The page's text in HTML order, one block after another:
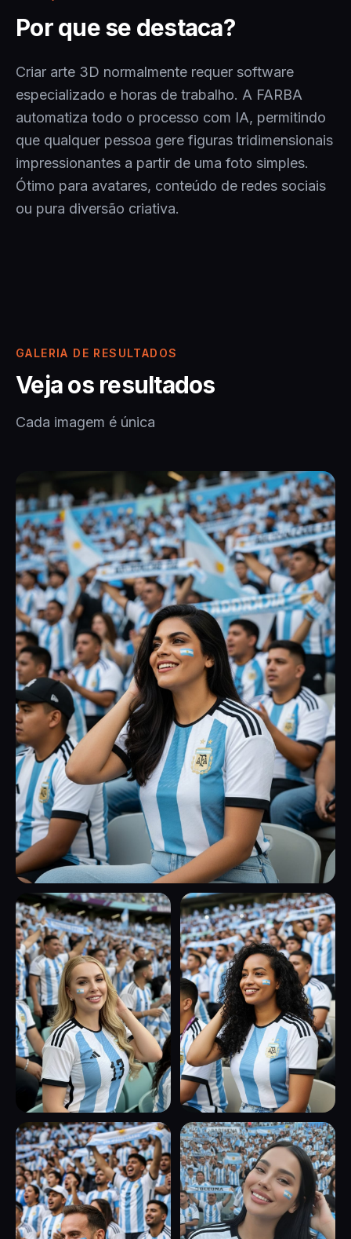
Por que se destaca?
Criar arte 3D normalmente requer software
especializado e horas de trabalho. A FARBA
automatiza todo o processo com IA, permitindo
que qualquer pessoa gere figuras tridimensionais
impressionantes a partir de uma foto simples.
Ótimo para avatares, conteúdo de redes sociais
ou pura diversão criativa.
GALERIA DE RESULTADOS
Veja os resultados
Cada imagem é única